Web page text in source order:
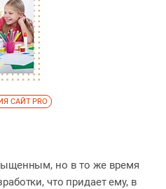
САЙТ PRO
но в то же время
что придает ему, в